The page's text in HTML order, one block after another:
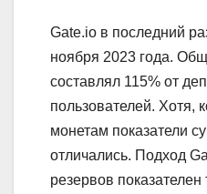
Gate.io в последний
ноября 2023 года.
составлял 115% от
пользователей. Хотя,
монетам показатели
отличались. Подход
резервов показателен